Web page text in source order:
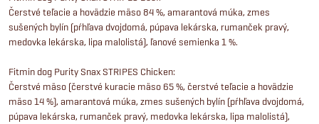
Čerstvé teľacie a hovädzie mäso 84 %, amarantová múka, zmes
sušených bylín (pŕhľava dvojdomá, púpava lekárska, rumanček pravý,
medovka lekárska, lipa malolistá), ľanové semienka 1 %.
Fitmin dog Purity Snax STRIPES Chicken:
Čerstvé mäso (čerstvé kuracie mäso 65 %, čerstvé teľacie a hovädzie
mäso 14 %), amarantová múka, zmes sušených bylín (pŕhľava dvojdomá,
púpava lekárska, rumanček pravý, medovka lekárska, lipa malolistá),